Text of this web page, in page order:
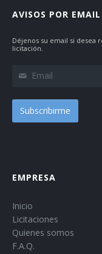
AVISOS POR EMAIL
Déjenos su email si desea
licitación.
Subscribirme
EMPRESA
Inicio
Licitaciones
Quienes somos
F.A.Q.